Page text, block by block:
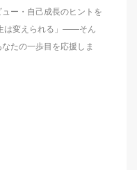
ー・自己成長のヒントを
は変えられる」――そん
たの一歩目を応援しま